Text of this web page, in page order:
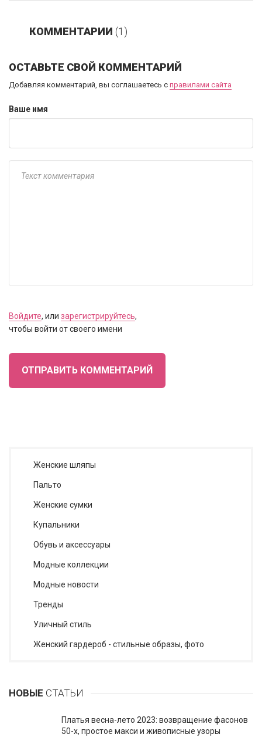
КОММЕНТАРИИ (1)
ОСТАВЬТЕ СВОЙ КОММЕНТАРИЙ
Добавляя комментарий, вы соглашаетесь с правилами сайта
Ваше имя
Войдите, или зарегистрируйтесь,
чтобы войти от своего имени
ОТПРАВИТЬ КОММЕНТАРИЙ
Женские шляпы
Пальто
Женские сумки
Купальники
Обувь и аксессуары
Модные коллекции
Модные новости
Тренды
Уличный стиль
Женский гардероб - стильные образы, фото
НОВЫЕ СТАТЬИ
Платья весна-лето 2023: возвращение фасонов
50-х, простое макси и живописные узоры